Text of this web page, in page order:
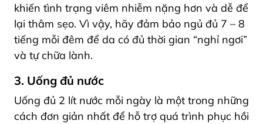
khiến tình trạng viêm nhiễm nặng hơn và dễ để
lại thâm sẹo. Vì vậy, hãy đảm bảo ngủ đủ 7 – 8
tiếng mỗi đêm để da có đủ thời gian “nghỉ ngơi”
và tự chữa lành.
3. Uống đủ nước
Uống đủ 2 lít nước mỗi ngày là một trong những
cách đơn giản nhất để hỗ trợ quá trình phục hồi